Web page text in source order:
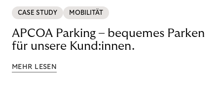
CASE STUDY MOBILITÄT
APCOA Parking – bequemes Parken
für unsere Kund:innen.
MEHR LESEN